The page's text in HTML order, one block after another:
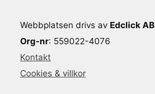
Webbplatsen drivs av Edclick AB
Org-nr: 559022-4076
Kontakt
Cookies & villkor